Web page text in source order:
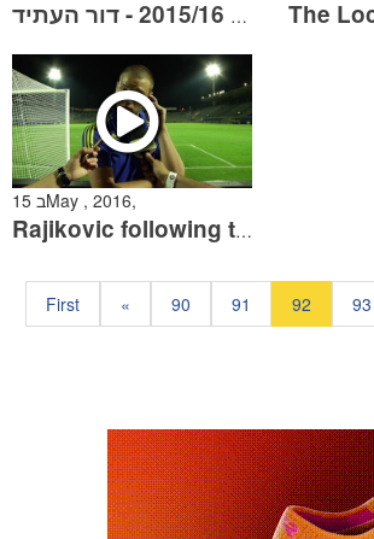
ערב גאלה 2015/16 - דור העתיד
15 בMay , 2016,
Rajikovic following the Akko victory
First « 90 91 92 93